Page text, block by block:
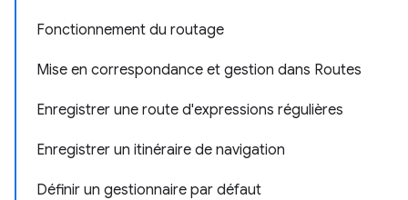
Fonctionnement du routage
Mise en correspondance et gestion dans Routes
Enregistrer une route d'expressions régulières
Enregistrer un itinéraire de navigation
Définir un gestionnaire par défaut